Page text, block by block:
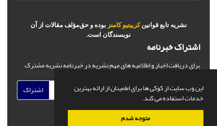
این وب سایت از کوکی ها برای اطمینان از ارائه بهترین
خدمات استفاده می کند.
متوجه شدم
نشریه تابع قوانین کرییتیو کامنز بوده و حق‌مؤلف مقالات از آن
نویسندگان است.
اشتراک خبرنامه
برای دریافت اخبار و اطلاعیه های مهم نشریه در خبرنامه نشریه مشترک
اشتراک